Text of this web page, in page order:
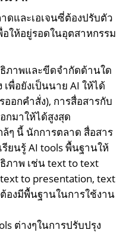
ดและเอเจนซี่ต้องปรับตัว
ให้อยู่รอดในอุตสาหกรรม
ภาพและขีดจำกัดด้านใด
พื่อยังเป็นนาย AI ให้ได้
อกคำสั่ง), การสื่อสารกับ
กมาให้ได้สูงสุด
ๆ นี้ นักการตลาด สื่อสาร
ยนรู้ AI tools พื้นฐานให้
ภาพ เช่น text to text
to presentation, text
องมีพื้นฐานในการใช้งาน
ต่างๆในการปรับปรุง